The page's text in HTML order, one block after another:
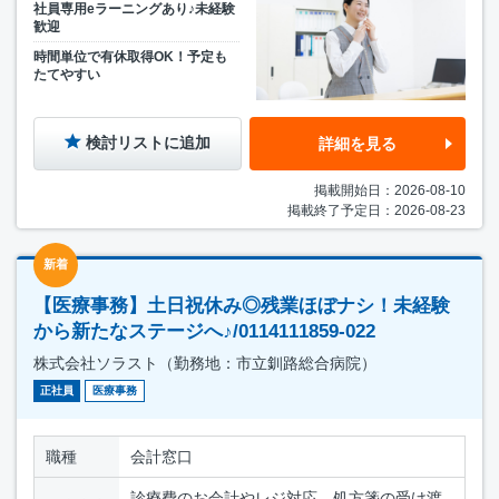
社員専用eラーニングあり♪未経験
歓迎
時間単位で有休取得OK！予定も
たてやすい
検討リストに追加 詳細を見る
掲載開始日：2026-08-10
掲載終了予定日：2026-08-23
新着
【医療事務】土日祝休み◎残業ほぼナシ！未経験
から新たなステージへ♪/0114111859-022
株式会社ソラスト（勤務地：市立釧路総合病院）
正社員 医療事務
職種 会計窓口